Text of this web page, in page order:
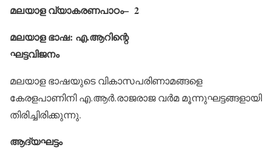
മലയാള വ്യാകരണപാഠം– 2
മലയാള ഭാഷ: എ.ആറിന്റെ
ഘട്ടവിജനം
മലയാള ഭാഷയുടെ വികാസപരിണാമങ്ങളെ
കേരളപാണിനി എ.ആര്‍.രാജരാജ വര്‍മ മൂന്നുഘട്ടങ്ങളായി
തിരിച്ചിരിക്കുന്നു.
ആദ്യഘട്ടം